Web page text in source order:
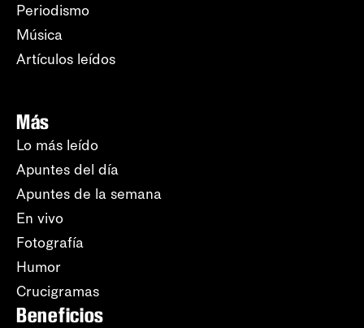
Periodismo
Música
Artículos leídos
Más
Lo más leído
Apuntes del día
Apuntes de la semana
En vivo
Fotografía
Humor
Crucigramas
Beneficios